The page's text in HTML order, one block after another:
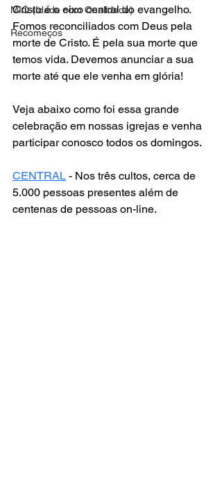
MIQ (Idade com Qualidade)
Recomeços
Cristo é o eixo central do evangelho.
Fomos reconciliados com Deus pela
morte de Cristo. É pela sua morte que
temos vida. Devemos anunciar a sua
morte até que ele venha em glória!
Veja abaixo como foi essa grande
celebração em nossas igrejas e venha
participar conosco todos os domingos.
CENTRAL - Nos três cultos, cerca de
5.000 pessoas presentes além de
centenas de pessoas on-line.